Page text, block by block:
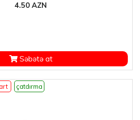
4.50 AZN
Səbətə at
çatdırma